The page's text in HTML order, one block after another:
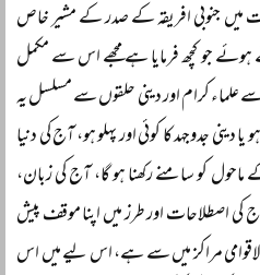
میں جنوبی افریقہ کے صدر کے مشیر خاص
جو کچھ فرمایا ہے مجھے اس سے مکمل
علماء کرام اور دینی حلقوں سے مسلسل یہ
دینی جدوجہد کا کوئی اور پہلو ہو، آج کی دنیا
کو سامنے رکھنا ہو گا، آج کی زبان،
کی اصطلاحات اور طرز میں اپنا موقف پیش
مراکز میں سے ہے، اس لیے میں اس